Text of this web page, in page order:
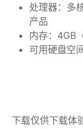
处理器：多
产品
内存：4GB
可用硬盘空
下载仅供下载体